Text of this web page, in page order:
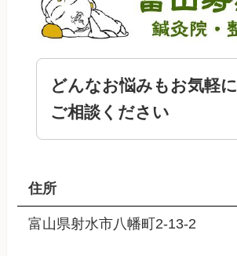
どんなお悩みもお気軽に
ご相談ください
住所
富山県射水市八幡町2-13-2